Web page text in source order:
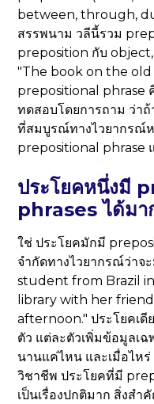
between, through,
สรรพนาม วลีนี้รวม
preposition กับ object,
"The book on the
prepositional phrase
ทดสอบโดยการถาม ว่า
ที่สมบูรณ์ทางไวยากรณ์
prepositional phrase
ประโยคหนึ่งมี
phrases ได้มา
ใช่ ประโยคมักมี
จำกัดทางไวยากรณ์ว่าจ
student from Brazil
library with her
afternoon." ประโยคเ
ตัว แต่ละตัวเพิ่มข้อมูลเฉ
นานแค่ไหน และเมื่อไหร่
วิชาชีพ ประโยคที่มี
เป็นเรื่องปกติมาก สิ่งส